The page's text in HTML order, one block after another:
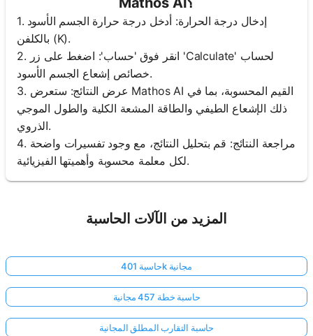
1. إدخال درجة الحرارة: أدخل درجة حرارة الجسم الأسود
بالكلفن (K).
2. انقر فوق 'حساب': اضغط على زر 'Calculate' لحساب
خصائص إشعاع الجسم الأسود.
3. عرض النتائج: ستعرض Mathos AI القيم المحسوبة، بما في
ذلك الإشعاع الطيفي والطاقة المشعة الكلية والطول الموجي
الذروي.
4. مراجعة النتائج: قم بتحليل النتائج، مع وجود تفسيرات واضحة
لكل معلمة محسوبة وأهميتها الفيزيائية.
المزيد من الآلات الحاسبة
حاسبة 401k مجانية
حاسبة خطة 457 مجانية
حاسبة التقارب المطلق المجانية